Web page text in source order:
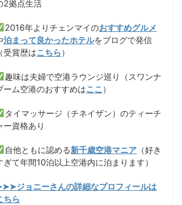
2拠点生活
2016年よりチェンマイのおすすめグルメ
泊まって良かったホテルをブログで発信
（受賞歴はこちら）
趣味は夫婦で空港ラウンジ巡り（スワンナ
ーム空港のおすすめはここ ）
タイマッサージ（チネイザン）のティーチ
ー資格あり
自他ともに認める新千歳空港マニア （好き
ぎて年間10泊以上空港内に泊まります）
ジョニーさんの詳細なプロフィールは
ちら